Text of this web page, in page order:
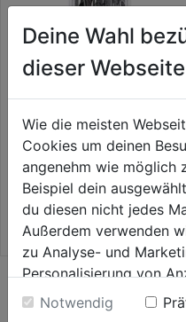
5tlg.
0.0 (0)
0.0
von
Sternen.
18,99€
WEITERE
Deine Wahl
dieser Webseite
Wie die meisten
Cookies um deinen
angenehm wie möglich
Beispiel dein
du diesen nicht jedes
Außerdem verwenden
zu Analyse- und
Personalisierung von
Einwilligung werden die
unter anderem auch in
Notwendig